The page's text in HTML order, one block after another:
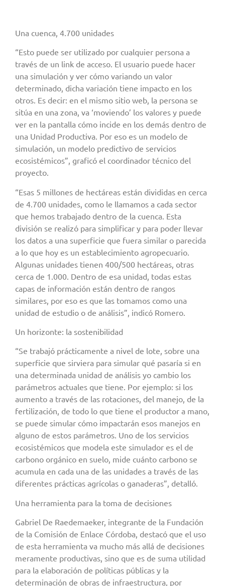
Una cuenca, 4.700 unidades
“Esto puede ser utilizado por cualquier persona a
través de un link de acceso. El usuario puede hacer
una simulación y ver cómo variando un valor
determinado, dicha variación tiene impacto en los
otros. Es decir: en el mismo sitio web, la persona se
sitúa en una zona, va ‘moviendo’ los valores y puede
ver en la pantalla cómo incide en los demás dentro de
una Unidad Productiva. Por eso es un modelo de
simulación, un modelo predictivo de servicios
ecosistémicos”, graficó el coordinador técnico del
proyecto.
“Esas 5 millones de hectáreas están divididas en cerca
de 4.700 unidades, como le llamamos a cada sector
que hemos trabajado dentro de la cuenca. Esta
división se realizó para simplificar y para poder llevar
los datos a una superficie que fuera similar o parecida
a lo que hoy es un establecimiento agropecuario.
Algunas unidades tienen 400/500 hectáreas, otras
cerca de 1.000. Dentro de esa unidad, todas estas
capas de información están dentro de rangos
similares, por eso es que las tomamos como una
unidad de estudio o de análisis”, indicó Romero.
Un horizonte: la sostenibilidad
“Se trabajó prácticamente a nivel de lote, sobre una
superficie que sirviera para simular qué pasaría si en
una determinada unidad de análisis yo cambio los
parámetros actuales que tiene. Por ejemplo: si los
aumento a través de las rotaciones, del manejo, de la
fertilización, de todo lo que tiene el productor a mano,
se puede simular cómo impactarán esos manejos en
alguno de estos parámetros. Uno de los servicios
ecosistémicos que modela este simulador es el de
carbono orgánico en suelo, mide cuánto carbono se
acumula en cada una de las unidades a través de las
diferentes prácticas agrícolas o ganaderas”, detalló.
Una herramienta para la toma de decisiones
Gabriel De Raedemaeker, integrante de la Fundación
de la Comisión de Enlace Córdoba, destacó que el uso
de esta herramienta va mucho más allá de decisiones
meramente productivas, sino que es de suma utilidad
para la elaboración de políticas públicas y la
determinación de obras de infraestructura, por